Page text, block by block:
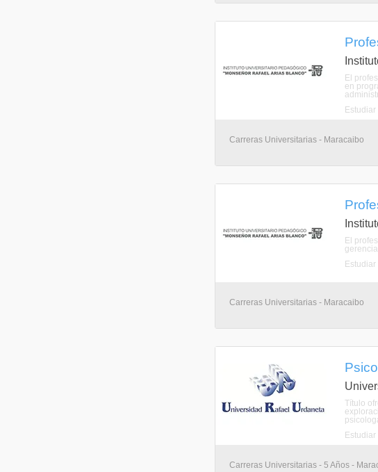
El
en
Carreras Universitarias - Maracaibo
El
Carreras Universitarias - Maracaibo
Título
Carreras Universitarias - 5 Años -